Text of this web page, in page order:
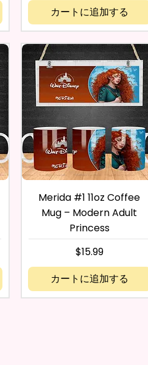
カートに追加する
Merida #1 11oz Coffee
Mug – Modern Adult
Princess
価格
$15.99
カートに追加する